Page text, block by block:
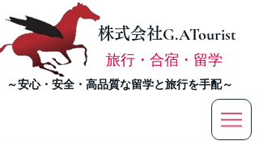
株式会社G.ATourist
旅行・合宿・留学
​～安心・安全・高品質な留学と旅行を手配～